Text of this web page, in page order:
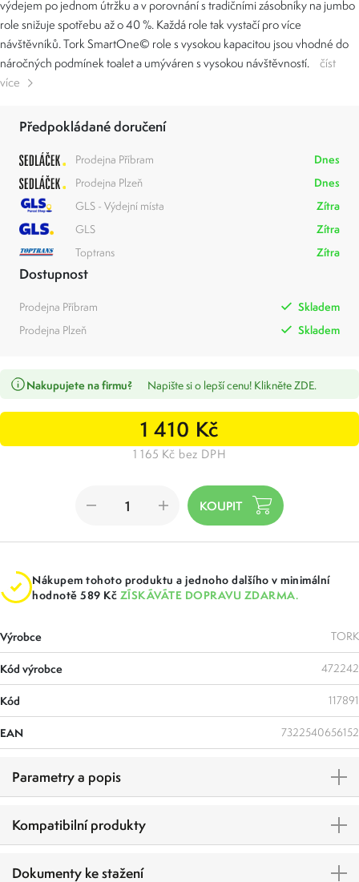
výdejem po jednom útržku a v porovnání s tradičními zásobníky na jumbo
role snižuje spotřebu až o 40 %. Každá role tak vystačí pro více
návštěvníků. Tork SmartOne© role s vysokou kapacitou jsou vhodné do
náročných podmínek toalet a umýváren s vysokou návštěvností.
číst
více
Předpokládané doručení
Prodejna Příbram
Dnes
Prodejna Plzeň
Dnes
GLS - Výdejní místa
Zítra
GLS
Zítra
Toptrans
Zítra
Dostupnost
Prodejna Příbram
Skladem
Prodejna Plzeň
Skladem
Nakupujete na firmu? Napište si o lepší cenu! Klikněte ZDE.
1 410 Kč
1 165 Kč bez DPH
Nákupem tohoto produktu a jednoho dalšího v minimální
hodnotě 589 Kč ZÍSKÁVÁTE DOPRAVU ZDARMA.
Výrobce TORK
Kód výrobce 472242
Kód 117891
EAN 7322540656152
Parametry a popis
Kompatibilní produkty
Dokumenty ke stažení